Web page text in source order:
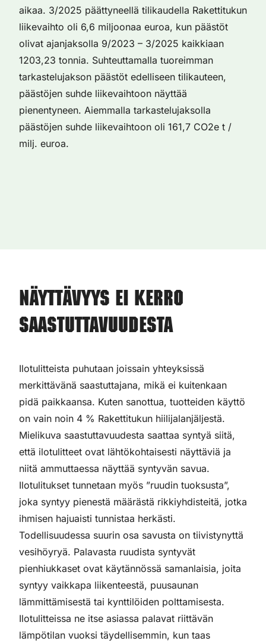
aikaa. 3/2025 päättyneellä tilikaudella Rakettitukun
liikevaihto oli 6,6 miljoonaa euroa, kun päästöt
olivat ajanjaksolla 9/2023 – 3/2025 kaikkiaan
1203,23 tonnia. Suhteuttamalla tuoreimman
tarkastelujakson päästöt edelliseen tilikauteen,
päästöjen suhde liikevaihtoon näyttää
pienentyneen. Aiemmalla tarkastelujaksolla
päästöjen suhde liikevaihtoon oli 161,7 CO2e t /
milj. euroa.
Näyttävyys ei kerro
saastuttavuudesta
Ilotulitteista puhutaan joissain yhteyksissä
merkittävänä saastuttajana, mikä ei kuitenkaan
pidä paikkaansa. Kuten sanottua, tuotteiden käyttö
on vain noin 4 % Rakettitukun hiilijalanjäljestä.
Mielikuva saastuttavuudesta saattaa syntyä siitä,
että ilotulitteet ovat lähtökohtaisesti näyttäviä ja
niitä ammuttaessa näyttää syntyvän savua.
Ilotulitukset tunnetaan myös ”ruudin tuoksusta”,
joka syntyy pienestä määrästä rikkiyhdisteitä, jotka
ihmisen hajuaisti tunnistaa herkästi.
Todellisuudessa suurin osa savusta on tiivistynyttä
vesihöyryä. Palavasta ruudista syntyvät
pienhiukkaset ovat käytännössä samanlaisia, joita
syntyy vaikkapa liikenteestä, puusaunan
lämmittämisestä tai kynttilöiden polttamisesta.
Ilotulitteissa ne itse asiassa palavat riittävän
lämpötilan vuoksi täydellisemmin, kun taas